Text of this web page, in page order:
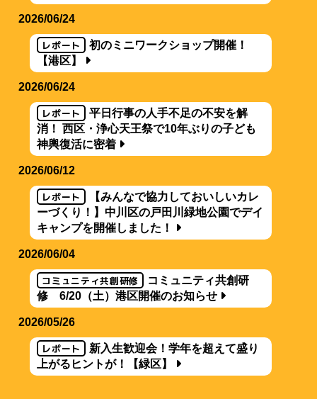
2026/06/24
レポート
初のミニワークショップ開催！
【港区】
2026/06/24
レポート
平日行事の人手不足の不安を解
消！ 西区・浄心天王祭で10年ぶりの子ども
神輿復活に密着
2026/06/12
レポート
【みんなで協力しておいしいカレ
ーづくり！】中川区の戸田川緑地公園でデイ
キャンプを開催しました！
2026/06/04
コミュニティ共創研修
コミュニティ共創研
修 6/20（土）港区開催のお知らせ
2026/05/26
レポート
新入生歓迎会！学年を超えて盛り
上がるヒントが！【緑区】